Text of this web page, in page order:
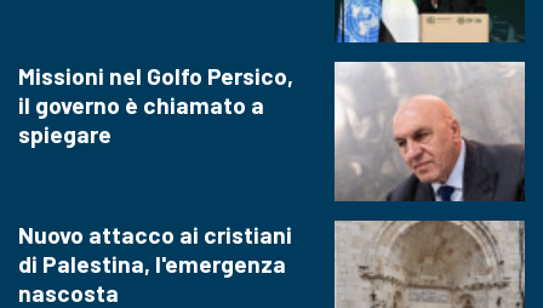
Missioni nel Golfo Persico,
il governo è chiamato a
spiegare
Nuovo attacco ai cristiani
di Palestina, l'emergenza
nascosta